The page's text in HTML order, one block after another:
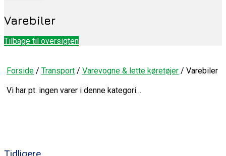
Varebiler
Tilbage til oversigten
Forside / Transport / Varevogne & lette køretøjer / Varebiler
Vi har pt. ingen varer i denne kategori…